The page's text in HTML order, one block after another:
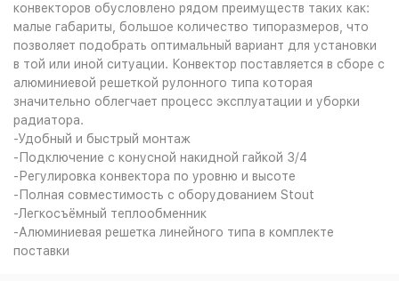
конвекторов обусловлено рядом преимуществ таких как:
малые габариты, большое количество типоразмеров, что
позволяет подобрать оптимальный вариант для установки
в той или иной ситуации. Конвектор поставляется в сборе с
алюминиевой решеткой рулонного типа которая
значительно облегчает процесс эксплуатации и уборки
радиатора.
-Удобный и быстрый монтаж
-Подключение с конусной накидной гайкой 3/4
-Регулировка конвектора по уровню и высоте
-Полная совместимость с оборудованием Stout
-Легкосъёмный теплообменник
-Алюминиевая решетка линейного типа в комплекте
поставки